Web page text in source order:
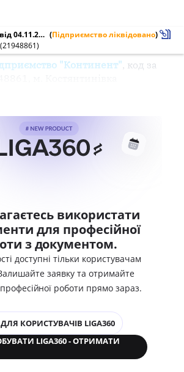
Оголошення від 04.11.2003 № 21948861 (Підприємство ліквідовано)
"Континент", код за
використати
для професійної
з документом.
доступні тільки користувачам
заявку та отримайте
роботи прямо зараз.
КОРИСТУВАЧІВ LIGA360
LIGA360 - ОТРИМАТИ